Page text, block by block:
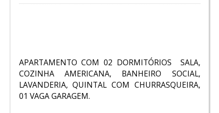
APARTAMENTO COM 02 DORMITÓRIOS SALA,
COZINHA AMERICANA, BANHEIRO SOCIAL,
LAVANDERIA, QUINTAL COM CHURRASQUEIRA,
01 VAGA GARAGEM.